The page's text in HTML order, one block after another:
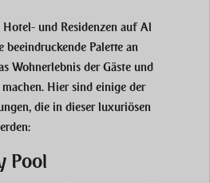
und Residenzen auf Al
beeindruckende Palette an
Wohnerlebnis der Gäste und
Hier sind einige der
die in dieser luxuriösen
Pool